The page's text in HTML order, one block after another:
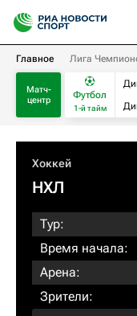
Главное Лига
Матч-
центр
Футбол
1-й тайм
Хоккей
НХЛ
Тур:
Время начала:
Арена:
Зрители: